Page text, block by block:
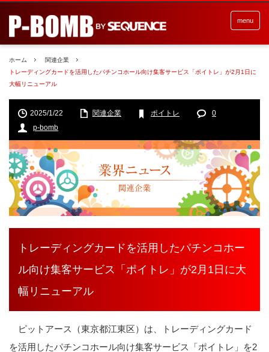
menu
ホーム
関連企業
トレーディングカードを活用したパチンコホール向け集客サービス「ポイトレ」が2月1日に
大幅リニューアル
2025/1/22 関連企業 ポイトレ
0
p-bomb
トレーディングカードを活用したパチンコホー
ル向け集客サービス「ポイトレ」が2月1日に大
幅リニューアル
ピットアース（東京都江東区）は、トレーディングカード
を活用したパチンコホール向け集客サービス「ポイトレ」を2